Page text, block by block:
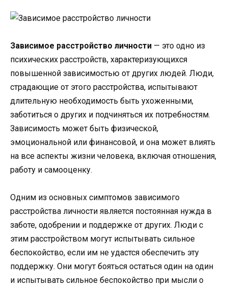
Зависимое расстройство личности — это одно из
психических расстройств, характеризующихся
повышенной зависимостью от других людей. Люди,
страдающие от этого расстройства, испытывают
длительную необходимость быть ухоженными,
заботиться о других и подчиняться их потребностям.
Зависимость может быть физической,
эмоциональной или финансовой, и она может влиять
на все аспекты жизни человека, включая отношения,
работу и самооценку.
Одним из основных симптомов зависимого
расстройства личности является постоянная нужда в
заботе, одобрении и поддержке от других. Люди с
этим расстройством могут испытывать сильное
беспокойство, если им не удастся обеспечить эту
поддержку. Они могут бояться остаться один на один
и испытывать сильное беспокойство при мысли о